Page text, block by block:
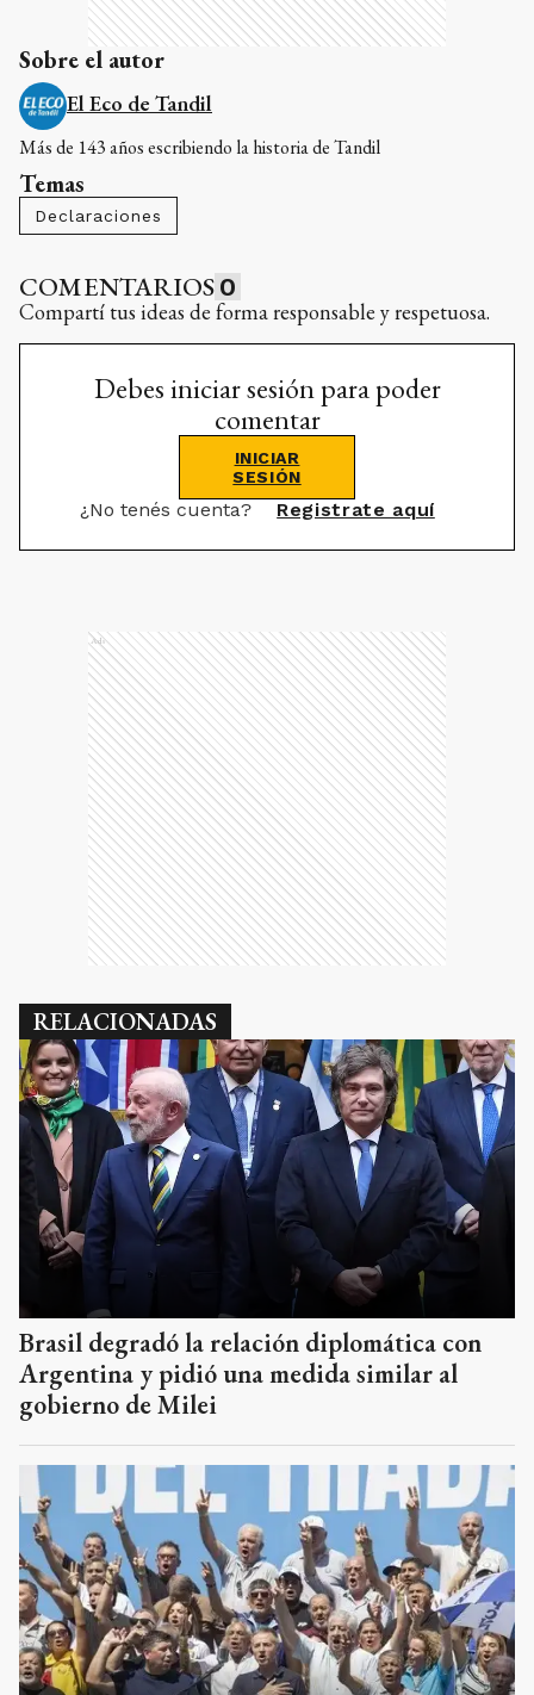
Sobre el autor
El Eco de Tandil
Más de 143 años escribiendo la historia de Tandil
Temas
Declaraciones
COMENTARIOS 0
Compartí tus ideas de forma responsable y respetuosa.
Debes iniciar sesión para poder
comentar
INICIAR
SESIÓN
¿No tenés cuenta? Registrate aquí
Ads
RELACIONADAS
Brasil degradó la relación diplomática con
Argentina y pidió una medida similar al
gobierno de Milei